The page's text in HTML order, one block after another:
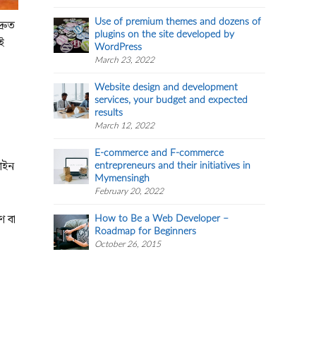
বা
Use of premium themes and dozens of
plugins on the site developed by
WordPress
March 23, 2022
Website design and development
services, your budget and expected
results
March 12, 2022
E-commerce and F-commerce
entrepreneurs and their initiatives in
Mymensingh
February 20, 2022
How to Be a Web Developer –
Roadmap for Beginners
October 26, 2015